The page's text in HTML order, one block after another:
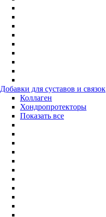
Добавки для суставов и связок
Коллаген
Хондропротекторы
Показать все